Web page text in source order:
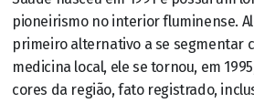
pioneirismo no interior fluminense.
primeiro alternativo a se segmentar
medicina local, ele se tornou, em
cores da região, fato registrado,